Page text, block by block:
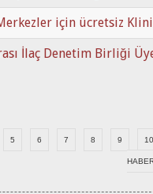
için ücretsiz
İlaç Denetim Birliği
5 6 7 8 9 10